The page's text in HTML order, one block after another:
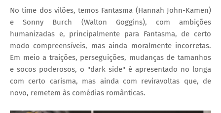
No time dos vilões, temos Fantasma (Hannah John-Kamen)
e Sonny Burch (Walton Goggins), com ambições
humanizadas e, principalmente para Fantasma, de certo
modo compreensíveis, mas ainda moralmente incorretas.
Em meio a traições, perseguições, mudanças de tamanhos
e socos poderosos, o "dark side" é apresentado no longa
com certo carisma, mas ainda com reviravoltas que, de
novo, remetem às comédias românticas.